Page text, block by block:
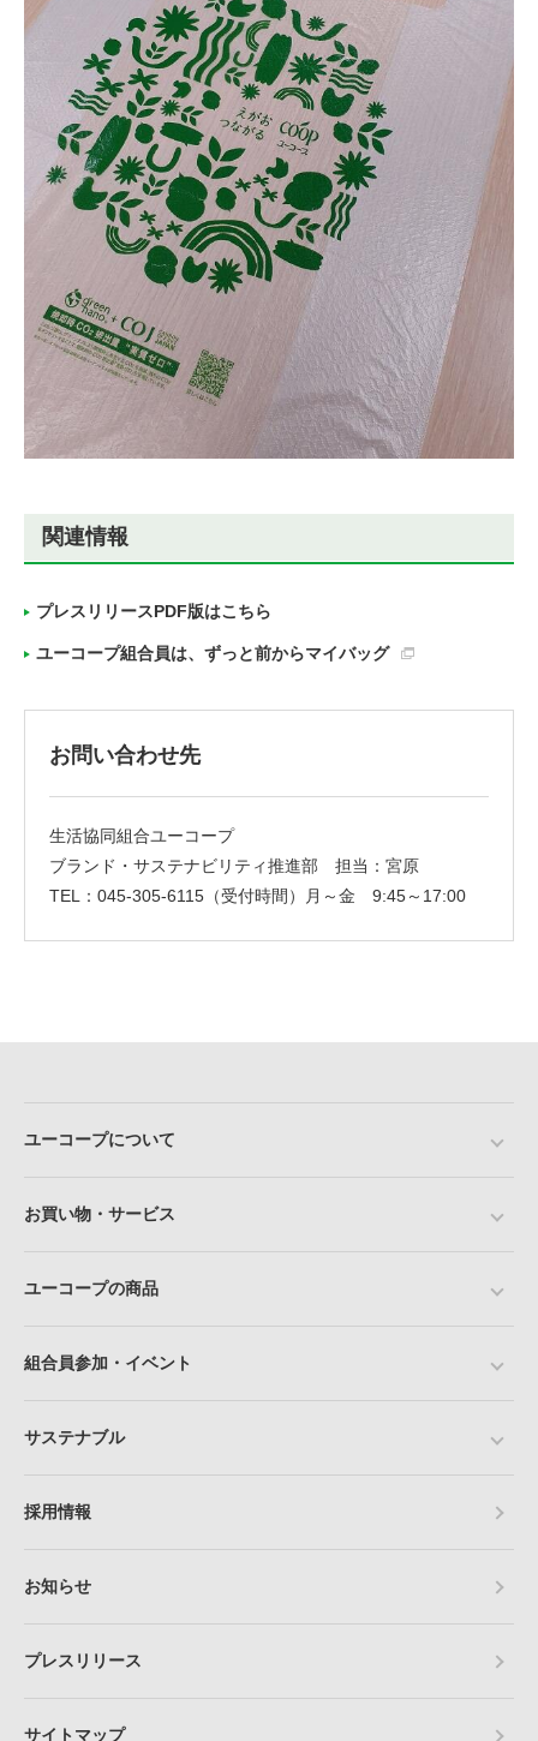
関連情報
プレスリリースPDF版はこちら
ユーコープ組合員は、ずっと前からマイバッグ
お問い合わせ先
生活協同組合ユーコープ
ブランド・サステナビリティ推進部 担当：宮原
TEL：045-305-6115（受付時間）月～金 9:45～17:00
ユーコープについて
お買い物・サービス
ユーコープの商品
組合員参加・イベント
サステナブル
採用情報
お知らせ
プレスリリース
サイトマップ